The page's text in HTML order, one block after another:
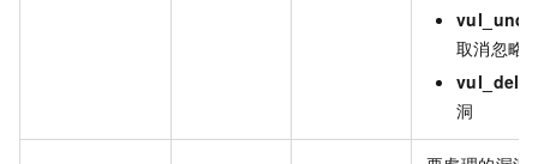
取消忽略
洞